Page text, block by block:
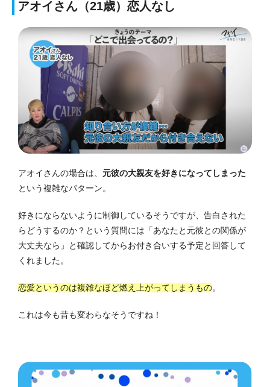
アオイさん（21歳）恋人なし
アオイさんの場合は、 元彼の大親友を好きになってしまった
という複雑なパターン。
好きにならないように制御しているそうですが、告白された
らどうするのか？という質問には「あなたと元彼との関係が
大丈夫なら」と確認してからお付き合いする予定と回答して
くれました。
恋愛というのは複雑なほど燃え上がってしまうもの。
これは今も昔も変わらなそうですね！